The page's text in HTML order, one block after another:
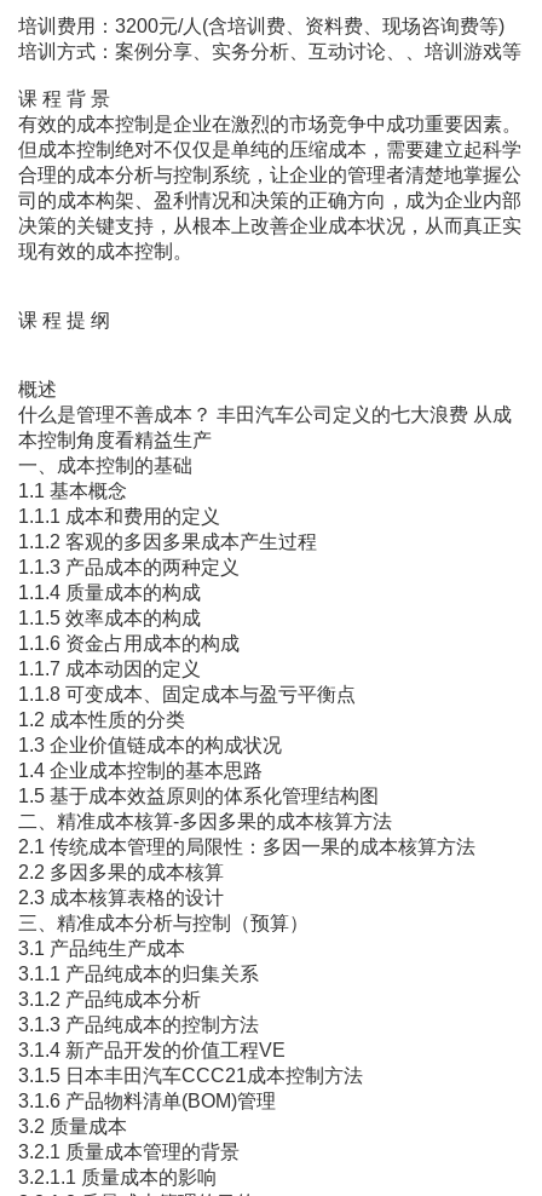
培训费用：3200元/人(含培训费、资料费、现场咨询费等)
培训方式：案例分享、实务分析、互动讨论、、培训游戏等
课 程 背 景
有效的成本控制是企业在激烈的市场竞争中成功重要因素。
但成本控制绝对不仅仅是单纯的压缩成本，需要建立起科学
合理的成本分析与控制系统，让企业的管理者清楚地掌握公
司的成本构架、盈利情况和决策的正确方向，成为企业内部
决策的关键支持，从根本上改善企业成本状况，从而真正实
现有效的成本控制。
课 程 提 纲
概述
什么是管理不善成本？ 丰田汽车公司定义的七大浪费 从成
本控制角度看精益生产
一、成本控制的基础
1.1 基本概念
1.1.1 成本和费用的定义
1.1.2 客观的多因多果成本产生过程
1.1.3 产品成本的两种定义
1.1.4 质量成本的构成
1.1.5 效率成本的构成
1.1.6 资金占用成本的构成
1.1.7 成本动因的定义
1.1.8 可变成本、固定成本与盈亏平衡点
1.2 成本性质的分类
1.3 企业价值链成本的构成状况
1.4 企业成本控制的基本思路
1.5 基于成本效益原则的体系化管理结构图
二、精准成本核算-多因多果的成本核算方法
2.1 传统成本管理的局限性：多因一果的成本核算方法
2.2 多因多果的成本核算
2.3 成本核算表格的设计
三、精准成本分析与控制（预算）
3.1 产品纯生产成本
3.1.1 产品纯成本的归集关系
3.1.2 产品纯成本分析
3.1.3 产品纯成本的控制方法
3.1.4 新产品开发的价值工程VE
3.1.5 日本丰田汽车CCC21成本控制方法
3.1.6 产品物料清单(BOM)管理
3.2 质量成本
3.2.1 质量成本管理的背景
3.2.1.1 质量成本的影响